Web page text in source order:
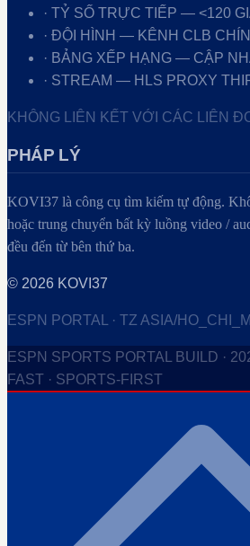
· TỶ SỐ TRỰC TIẾP — <120
· ĐỘI HÌNH — KÊNH CLB
· BẢNG XẾP HẠNG — CẬP
· STREAM — HLS PROXY
KHÔNG LIÊN KẾT VỚI CÁC LIÊN
PHÁP LÝ
KOVI37 là công cụ tìm kiếm tự động.
hoặc trung chuyển bất kỳ luồng video /
đều đến từ bên thứ ba.
© 2026 KOVI37
ESPN PORTAL · TZ ASIA/
ESPN SPORTS PORTAL BUILD ·
FAST · SPORTS-FIRST